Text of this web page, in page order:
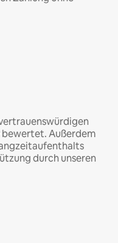
bewertet. Außerdem
durch unseren